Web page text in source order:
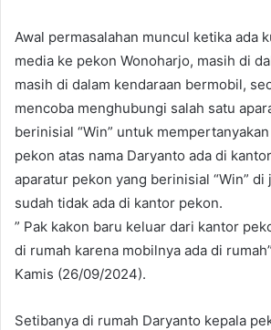
Awal permasalahan muncul ketika ada
media ke pekon Wonoharjo, masih di
masih di dalam kendaraan bermobil,
mencoba menghubungi salah satu
berinisial “Win” untuk
pekon atas nama Daryanto ada di
aparatur pekon yang berinisial “Win” di
sudah tidak ada di kantor pekon.
” Pak kakon baru keluar dari kantor
di rumah karena mobilnya ada di
Kamis (26/09/2024).
Setibanya di rumah Daryanto kepala